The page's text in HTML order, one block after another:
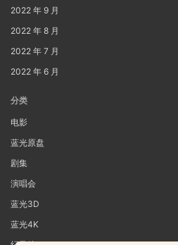
2022 年 9 月
2022 年 8 月
2022 年 7 月
2022 年 6 月
分类
电影
蓝光原盘
剧集
演唱会
蓝光3D
蓝光4K